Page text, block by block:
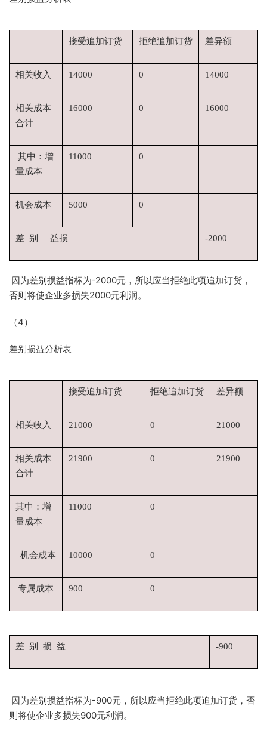
接受追加订货 拒绝追加订货 差异额
相关收入 14000 0 14000
相关成本
合计
16000 0 16000
其中：增
量成本
11000 0
机会成本 5000 0
差 别 益损 -2000
因为差别损益指标为-2000元，所以应当拒绝此项追加订货，
否则将使企业多损失2000元利润。
（4）
差别损益分析表
接受追加订货 拒绝追加订货 差异额
相关收入 21000 0 21000
相关成本
合计
21900 0 21900
其中：增
量成本
11000 0
机会成本 10000 0
专属成本 900 0
差 别 损 益 -900
因为差别损益指标为-900元，所以应当拒绝此项追加订货，否
则将使企业多损失900元利润。